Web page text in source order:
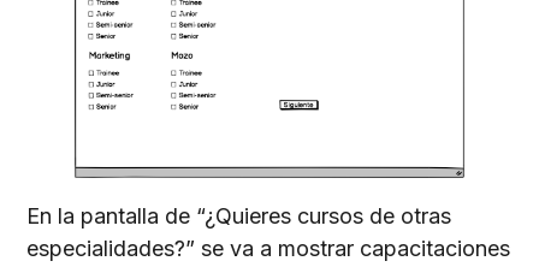
En la pantalla de “¿Quieres cursos de otras
especialidades?” se va a mostrar capacitaciones